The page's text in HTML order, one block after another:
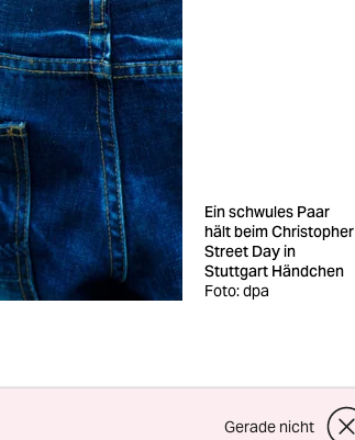
Ein schwules Paar
hält beim Christopher
Street Day in
Stuttgart Händchen
Foto: dpa
die
Gerade nicht